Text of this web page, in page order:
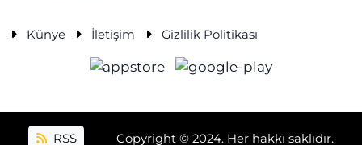
Künye İletişim Gizlilik Politikası
RSS Copyright © 2024. Her hakkı saklıdır.